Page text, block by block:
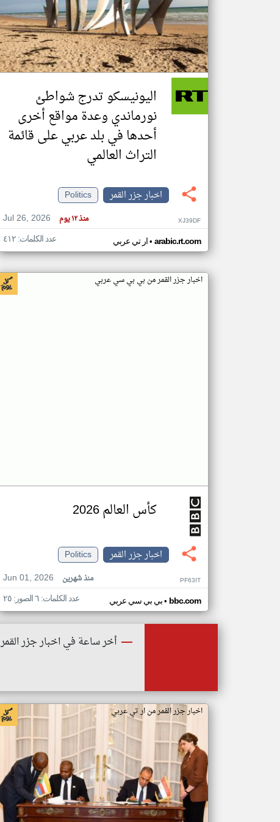
اليونيسكو تدرج شواطئ
نورماندي وعدة مواقع أخرى
أحدها في بلد عربي على قائمة
التراث العالمي
اخبار جزر القمر
Politics
Jul 26, 2026
منذ ١٢ يوم XJ39DF
ار تي عربي• arabic.rt.com عدد الكلمات: ٤١٢
اخبار جزر القمر من بي بي سي عربي
كأس العالم 2026
اخبار جزر القمر
Politics
Jun 01, 2026
منذ شهرين PF63IT
بي بي سي عربي• bbc.com عدد الكلمات: ٦ الصور: ٢٥
أخر ساعة في اخبار جزر القمر
اخبار جزر القمر من ار تي عربي